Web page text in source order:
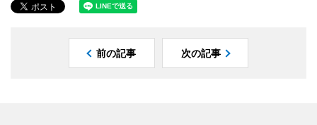
前の記事 次の記事